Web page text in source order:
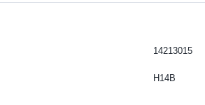
14213015
H14B